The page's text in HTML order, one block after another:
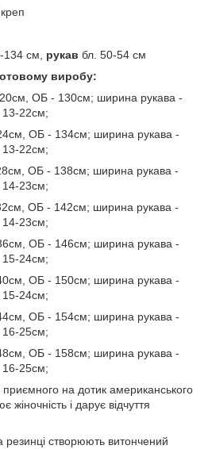
134 см, рукав бл. 50-54 см
виробу:
ОБ - 130см; ширина рукава -
22см;
ОБ - 134см; ширина рукава -
22см;
ОБ - 138см; ширина рукава -
23см;
ОБ - 142см; ширина рукава -
23см;
ОБ - 146см; ширина рукава -
24см;
ОБ - 150см; ширина рукава -
24см;
ОБ - 154см; ширина рукава -
25см;
ОБ - 158см; ширина рукава -
25см;
на дотик американського
жіночність і дарує відчуття
резинці створюють витончений